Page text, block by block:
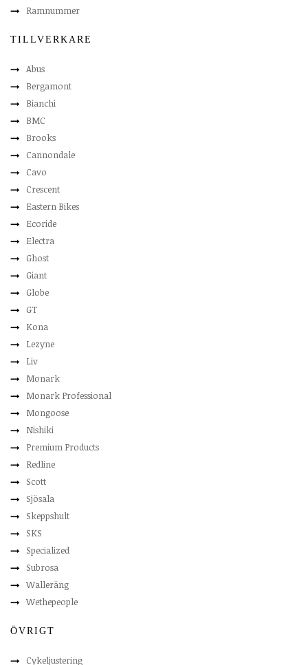
Ramnummer
TILLVERKARE
Abus
Bergamont
Bianchi
BMC
Brooks
Cannondale
Cavo
Crescent
Eastern Bikes
Ecoride
Electra
Ghost
Giant
Globe
GT
Kona
Lezyne
Liv
Monark
Monark Professional
Mongoose
Nishiki
Premium Products
Redline
Scott
Sjösala
Skeppshult
SKS
Specialized
Subrosa
Walleräng
Wethepeople
ÖVRIGT
Cykeljustering